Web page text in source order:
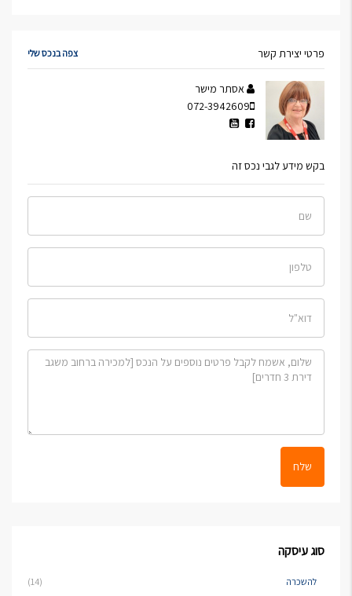
פרטי יצירת קשר צפה בנכס שלי
אסתר מישר
072-3942609
בקש מידע לגבי נכס זה
שלח
סוג עיסקה
להשכרה
(14)